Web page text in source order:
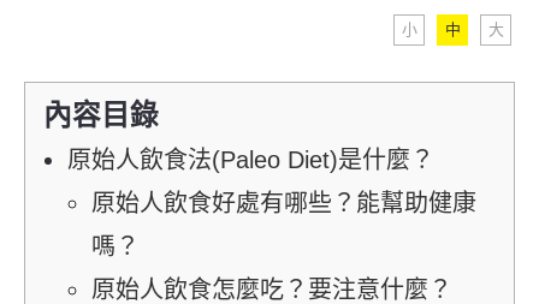
小 中 大
內容目錄
原始人飲食法(Paleo Diet)是什麼？
原始人飲食好處有哪些？能幫助健康
嗎？
原始人飲食怎麼吃？要注意什麼？